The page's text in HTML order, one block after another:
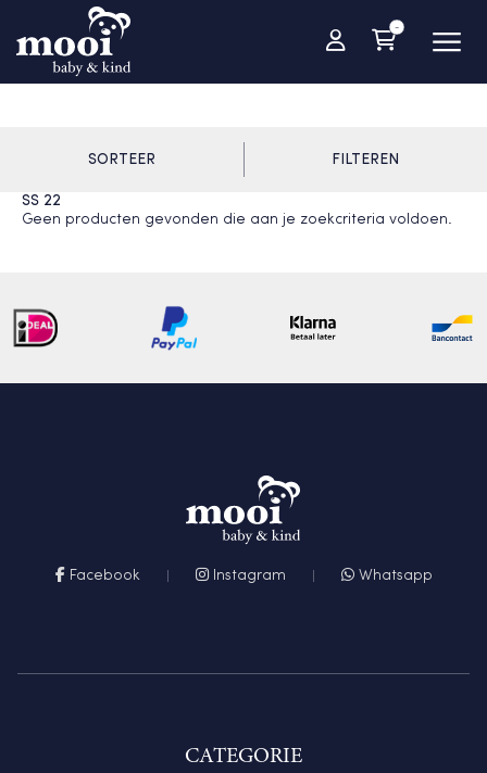
-
SORTEER FILTEREN
SS 22
Geen producten gevonden die aan je zoekcriteria voldoen.
Facebook Instagram Whatsapp
CATEGORIE